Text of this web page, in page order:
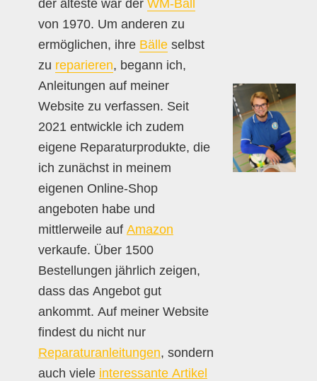
der älteste war der WM-Ball
von 1970. Um anderen zu
ermöglichen, ihre Bälleselbst
zu reparieren, begann ich,
Anleitungen auf meiner
Website zu verfassen. Seit
2021 entwickle ich zudem
eigene Reparaturprodukte, die
ich zunächst in meinem
eigenen Online-Shop
angeboten habe und
mittlerweile auf Amazon
verkaufe. Über 1500
Bestellungen jährlich zeigen,
dass das Angebot gut
ankommt. Auf meiner Website
findest du nicht nur
Reparaturanleitungen, sondern
auch viele interessante Artikel